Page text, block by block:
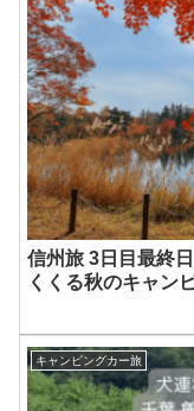
信州旅 3日目最終
くくる秋のキャン
キャンピングカー旅